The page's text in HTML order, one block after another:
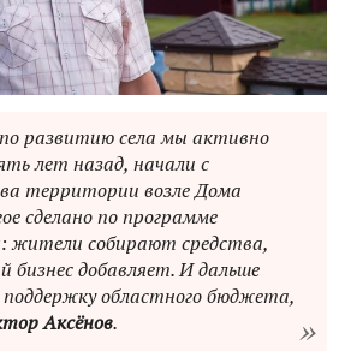
развитию села мы активно
лет назад, начали с
территории возле Дома
сделано по программе
жители собирают средства,
добавляет. И дальше
областного бюджета,
Аксёнов.